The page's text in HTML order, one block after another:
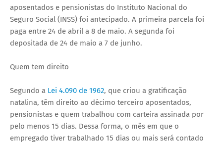
aposentados e pensionistas do Instituto Nacional do
Seguro Social (INSS) foi antecipado. A primeira parcela foi
paga entre 24 de abril a 8 de maio. A segunda foi
depositada de 24 de maio a 7 de junho.
Quem tem direito
Segundo a Lei 4.090 de 1962, que criou a gratificação
natalina, têm direito ao décimo terceiro aposentados,
pensionistas e quem trabalhou com carteira assinada por
pelo menos 15 dias. Dessa forma, o mês em que o
empregado tiver trabalhado 15 dias ou mais será contado